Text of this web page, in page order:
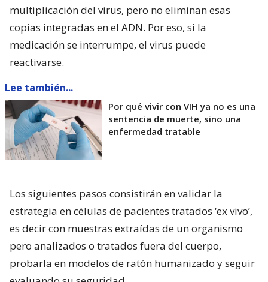
multiplicación del virus, pero no eliminan esas
copias integradas en el ADN. Por eso, si la
medicación se interrumpe, el virus puede
reactivarse.
Lee también...
Por qué vivir con VIH ya no es una
sentencia de muerte, sino una
enfermedad tratable
Los siguientes pasos consistirán en validar la
estrategia en células de pacientes tratados ‘ex vivo’,
es decir con muestras extraídas de un organismo
pero analizados o tratados fuera del cuerpo,
probarla en modelos de ratón humanizado y seguir